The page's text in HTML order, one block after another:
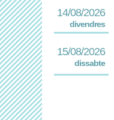
14/08/2026
divendres
15/08/2026
dissabte